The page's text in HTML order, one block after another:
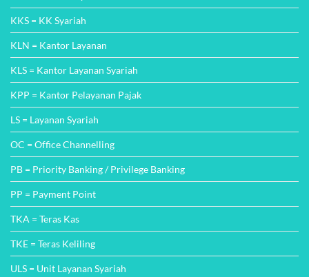
KLS = Kantor Layanan Syariah
KPP = Kantor Pelayanan Pajak
LS = Layanan Syariah
OC = Office Channelling
PB = Priority Banking / Privilege Banking
PP = Payment Point
TKA = Teras Kas
TKE = Teras Keliling
ULS = Unit Layanan Syariah
MUR = Mitra Usaha Rakyat